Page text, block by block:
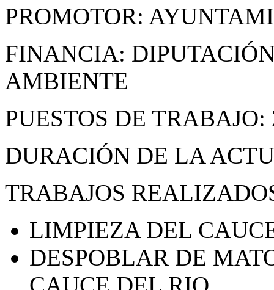
PROMOTOR:
FINANCIA:
AMBIENTE
PUESTOS DE TRABAJO:
DURACIÓN DE LA
TRABAJOS
LIMPIEZA DEL
DESPOBLAR DE
CAUCE DEL RIO.